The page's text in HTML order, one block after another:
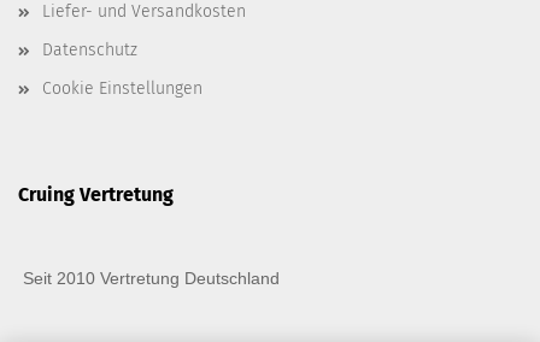
Liefer- und Versandkosten
Datenschutz
Cookie Einstellungen
Cruing Vertretung
Seit 2010 Vertretung Deutschland